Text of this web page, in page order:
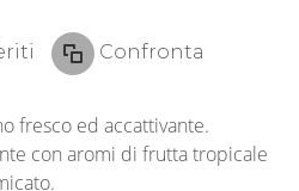
Confronta
fresco ed accattivante.
con aromi di frutta tropicale